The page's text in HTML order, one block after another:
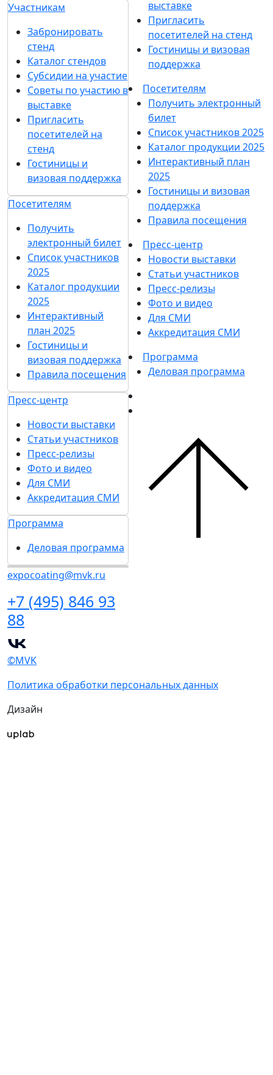
Участникам
Забронировать
стенд
Каталог стендов
Субсидии на участие
Советы по участию в
выставке
Пригласить
посетителей на
стенд
Гостиницы и
визовая поддержка
Посетителям
Получить
электронный билет
Список участников
2025
Каталог продукции
2025
Интерактивный
план 2025
Гостиницы и
визовая поддержка
Правила посещения
Пресс-центр
Новости выставки
Статьи участников
Пресс-релизы
Фото и видео
Для СМИ
Аккредитация СМИ
Программа
Деловая программа
expocoating@mvk.ru
+7 (495) 846 93
88
выставке
Пригласить
посетителей на стенд
Гостиницы и визовая
поддержка
Посетителям
Получить электронный
билет
Список участников 2025
Каталог продукции 2025
Интерактивный план
2025
Гостиницы и визовая
поддержка
Правила посещения
Пресс-центр
Новости выставки
Статьи участников
Пресс-релизы
Фото и видео
Для СМИ
Аккредитация СМИ
Программа
Деловая программа
©MVK
Политика обработки персональных данных
Дизайн